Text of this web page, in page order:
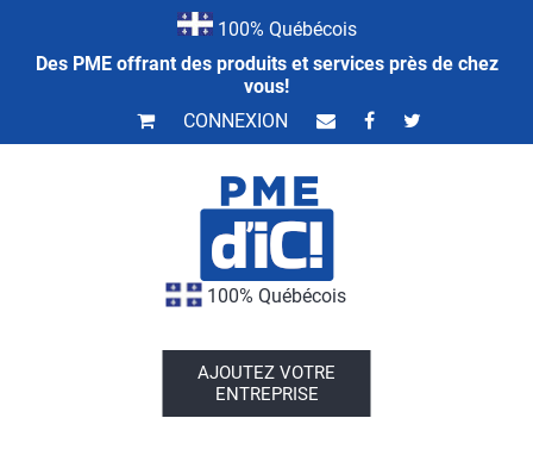
100% Québécois
Des PME offrant des produits et services près de chez
vous!
CONNEXION
100% Québécois
AJOUTEZ VOTRE
ENTREPRISE